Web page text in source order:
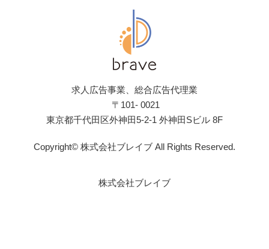
求人広告事業、総合広告代理業
〒101- 0021
東京都千代田区外神田5-2-1 外神田Sビル 8F
Copyright© 株式会社ブレイブ All Rights Reserved.
株式会社ブレイブ